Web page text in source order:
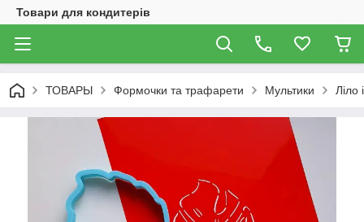
Товари для кондитерів
ТОВАРЫ Формочки та трафарети Мультики Ліло